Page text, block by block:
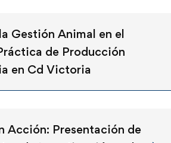
Gestión Animal en el
de Producción
en Cd Victoria
Acción: Presentación de